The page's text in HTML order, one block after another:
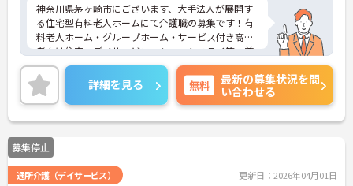
神奈川県茅ヶ崎市にございます、大手法人が展開す
る住宅型有料老人ホームにて介護職の募集です！有
料老人ホーム・グループホーム・サービス付き高齢
者向け住宅・デイサービス・ショートステイ等、首
都圏を中心に、65の介護施設を展開しております。
現場を知るスタッフがマネジメント側にいるため、
意思や意見も通りやすく風通しのよい職場です。
研修プログラムも充実しており、年間300コマの豊
富な研修をご準備しております。ご自身であった研
修を選択頂き、受講が可能です。キャリアアップも
目指せます。
ご興味のある方は是非お気軽にお問い合わせくださ
い。
詳細を見る 無料
最新の募集状況を問
い合わせる
募集停止
通所介護（デイサービス） 更新日：2026年04月01日